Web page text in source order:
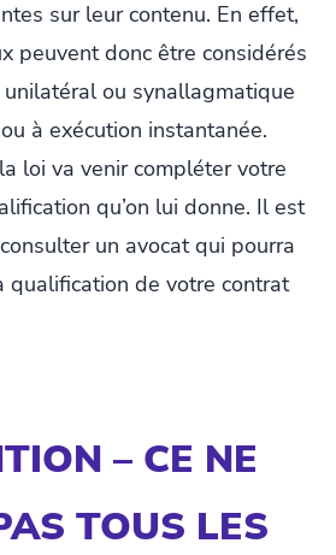
sur leur contenu. En effet,
peuvent donc être considérés
ou synallagmatique
à exécution instantanée.
loi va venir compléter votre
qu’on lui donne. Il est
un avocat qui pourra
qualification de votre contrat
– CE NE
TOUS LES